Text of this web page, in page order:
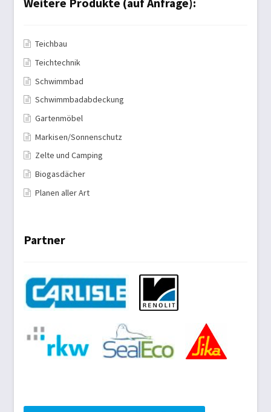
Teichbau
Teichtechnik
Schwimmbad
Schwimmbadabdeckung
Gartenmöbel
Markisen/Sonnenschutz
Zelte und Camping
Biogasdächer
Planen aller Art
Partner